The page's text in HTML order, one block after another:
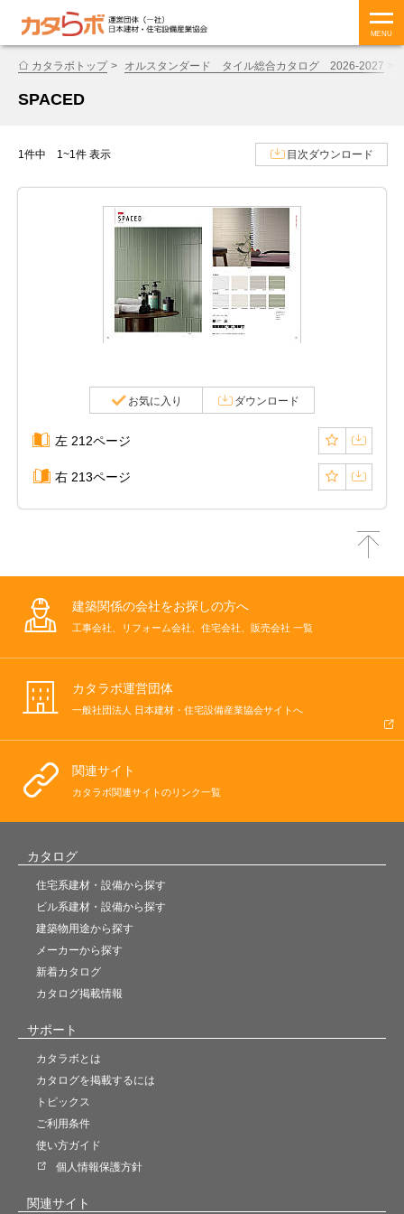
MENU
カタラボトップ オルスタンダード タイル総合カタログ 2026-2027
SPACED
1件中 1~1件 表示 目次ダウンロード
お気に入り ダウンロード
左 212ページ
右 213ページ
建築関係の会社をお探しの方へ
工事会社、リフォーム会社、住宅会社、販売会社 一覧
カタラボ運営団体
一般社団法人 日本建材・住宅設備産業協会サイトへ
関連サイト
カタラボ関連サイトのリンク一覧
カタログ
住宅系建材・設備から探す
ビル系建材・設備から探す
建築物用途から探す
メーカーから探す
新着カタログ
カタログ掲載情報
サポート
カタラボとは
カタログを掲載するには
トピックス
ご利用条件
使い方ガイド
個人情報保護方針
関連サイト